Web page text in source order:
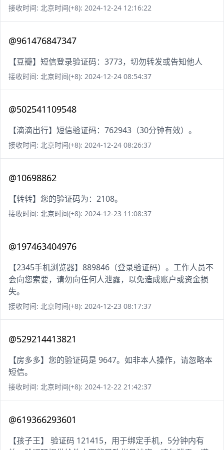
接收时间: 北京时间(+8): 2024-12-24 12:16:22
@961476847347
【豆瓣】短信登录验证码：3773，切勿转发或告知他人
接收时间: 北京时间(+8): 2024-12-24 08:54:37
@502541109548
【滴滴出行】短信验证码：762943（30分钟有效）。
接收时间: 北京时间(+8): 2024-12-24 08:26:37
@10698862
【转转】您的验证码为：2108。
接收时间: 北京时间(+8): 2024-12-23 11:08:37
@197463404976
【2345手机浏览器】889846（登录验证码）。工作人员不
会向您索要，请勿向任何人泄露，以免造成账户或资金损
失。
接收时间: 北京时间(+8): 2024-12-23 08:17:37
@529214413821
【房多多】您的验证码是 9647。如非本人操作，请忽略本
短信。
接收时间: 北京时间(+8): 2024-12-22 21:42:37
@619366293601
【孩子王】 验证码 121415，用于绑定手机，5分钟内有